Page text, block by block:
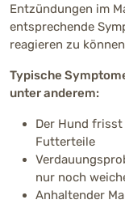
Entzündungen im
entsprechende
reagieren zu
Typische
unter anderem:
Der Hund
Futterteile
nur noch
Anhaltender